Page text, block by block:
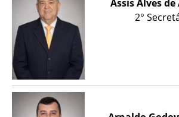
Assis Alves
2°